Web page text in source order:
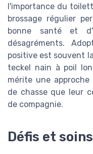
l'importance du
brossage régulier
bonne santé et
désagréments.
positive est souvent
teckel nain à poil
mérite une
de chasse que leur
de compagnie.
Défis et